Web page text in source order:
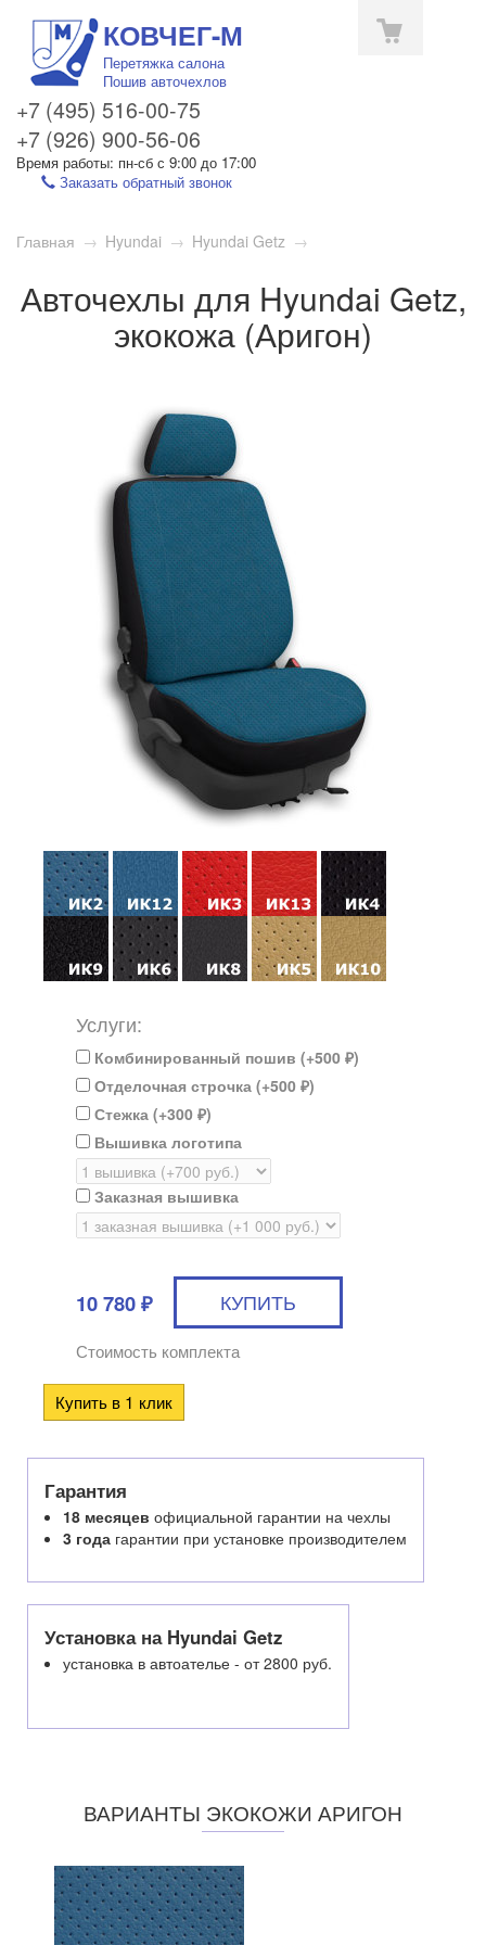
КОВЧЕГ-М
Перетяжка салона
Пошив авточехлов
+7 (495) 516-00-75
+7 (926) 900-56-06
Время работы: пн-сб с 9:00 до 17:00
Заказать обратный звонок
Toggle
Главная → Hyundai → Hyundai Getz →
Авточехлы для Hyundai Getz,
экокожа (Аригон)
Услуги:
Комбинированный пошив (+500 ₽)
Отделочная строчка (+500 ₽)
Стежка (+300 ₽)
Вышивка логотипа
Заказная вышивка
10 780 ₽
Стоимость комплекта
Гарантия
18 месяцев официальной гарантии на чехлы
3 года гарантии при установке производителем
Установка на Hyundai Getz
установка в автоателье - от 2800 руб.
ВАРИАНТЫ ЭКОКОЖИ АРИГОН